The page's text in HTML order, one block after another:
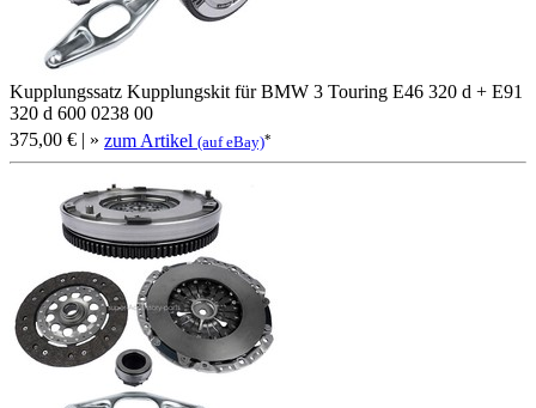
Kupplungssatz Kupplungskit für BMW 3 Touring E46 320 d + E91
320 d 600 0238 00
375,00 € | » zum Artikel (auf eBay)*